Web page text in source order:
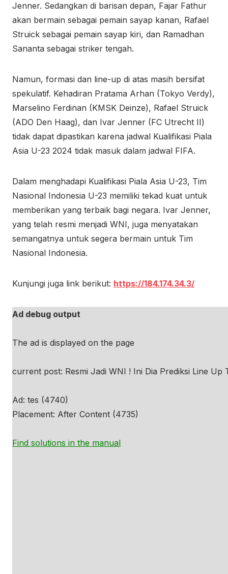
Jenner. Sedangkan di barisan depan, Fajar Fathur
akan bermain sebagai pemain sayap kanan, Rafael
Struick sebagai pemain sayap kiri, dan Ramadhan
Sananta sebagai striker tengah.
Namun, formasi dan line-up di atas masih bersifat
spekulatif. Kehadiran Pratama Arhan (Tokyo Verdy),
Marselino Ferdinan (KMSK Deinze), Rafael Struick
(ADO Den Haag), dan Ivar Jenner (FC Utrecht II)
tidak dapat dipastikan karena jadwal Kualifikasi Piala
Asia U-23 2024 tidak masuk dalam jadwal FIFA.
Dalam menghadapi Kualifikasi Piala Asia U-23, Tim
Nasional Indonesia U-23 memiliki tekad kuat untuk
memberikan yang terbaik bagi negara. Ivar Jenner,
yang telah resmi menjadi WNI, juga menyatakan
semangatnya untuk segera bermain untuk Tim
Nasional Indonesia.
Kunjungi juga link berikut: https://184.174.34.3/
Ad debug output
The ad is displayed on the page
current post: Resmi Jadi WNI ! Ini Dia Prediksi Line
Ad: tes (4740)
Placement: After Content (4735)
Find solutions in the manual